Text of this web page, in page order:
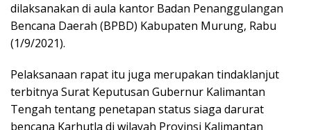
dilaksanakan di aula kantor Badan Penanggulangan
Bencana Daerah (BPBD) Kabupaten Murung, Rabu
(1/9/2021).
Pelaksanaan rapat itu juga merupakan tindaklanjut
terbitnya Surat Keputusan Gubernur Kalimantan
Tengah tentang penetapan status siaga darurat
bencana Karhutla di wilayah Provinsi Kalimantan